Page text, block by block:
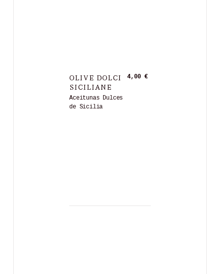
OLIVE DOLCI
SICILIANE
Aceitunas Dulces
de Sicilia
4,00 €